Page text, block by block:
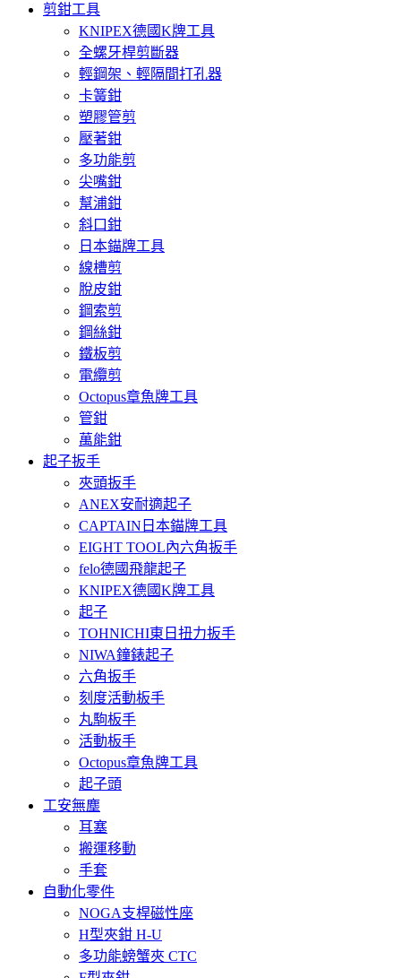
剪鉗工具
KNIPEX德國K牌工具
全螺牙桿剪斷器
輕鋼架、輕隔間打孔器
卡簧鉗
塑膠管剪
壓著鉗
多功能剪
尖嘴鉗
幫浦鉗
斜口鉗
日本錨牌工具
線槽剪
脫皮鉗
鋼索剪
鋼絲鉗
鐵板剪
電纜剪
Octopus章魚牌工具
管鉗
萬能鉗
起子扳手
夾頭扳手
ANEX安耐適起子
CAPTAIN日本錨牌工具
EIGHT TOOL內六角扳手
felo德國飛龍起子
KNIPEX德國K牌工具
起子
TOHNICHI東日扭力扳手
NIWA鐘錶起子
六角扳手
刻度活動板手
丸駒板手
活動板手
Octopus章魚牌工具
起子頭
工安無塵
耳塞
搬運移動
手套
自動化零件
NOGA支桿磁性座
H型夾鉗 H-U
多功能螃蟹夾 CTC